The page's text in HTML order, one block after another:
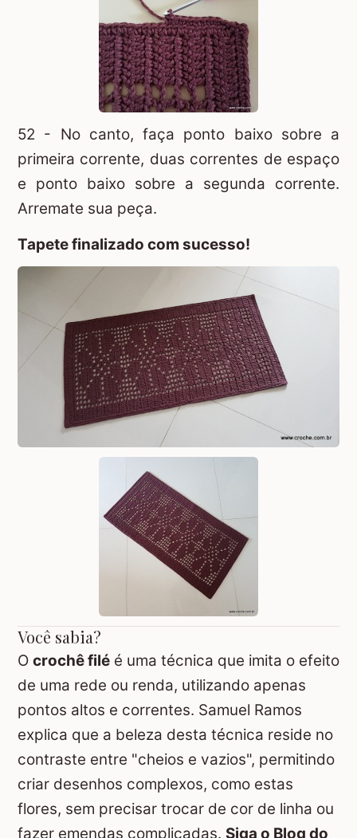
52 - No canto, faça ponto baixo sobre a
primeira corrente, duas correntes de espaço
e ponto baixo sobre a segunda corrente.
Arremate sua peça.
Tapete finalizado com sucesso!
Você sabia?
O crochê filé é uma técnica que imita o efeito
de uma rede ou renda, utilizando apenas
pontos altos e correntes. Samuel Ramos
explica que a beleza desta técnica reside no
contraste entre "cheios e vazios", permitindo
criar desenhos complexos, como estas
flores, sem precisar trocar de cor de linha ou
fazer emendas complicadas. Siga o Blog do